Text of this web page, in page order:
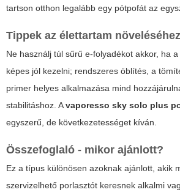
tartson otthon legalább egy pótpofát az
Tippek az élettartam növeléséhez
Ne használj túl sűrű e-folyadékot akkor, ha
képes jól kezelni; rendszeres öblítés, a
primer helyes alkalmazása mind
stabilitáshoz. Avaporesso sky solo plus
egyszerű, de következetességet kíván.
Összefoglaló - mikor ajánlott?
Ez a típus különösen azoknak ajánlott, akik
szervizelhető porlasztót keresnek alkalmi